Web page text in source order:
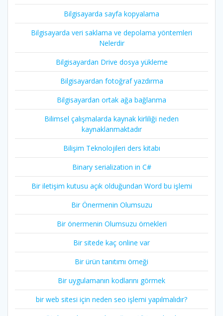
Bilgisayarda sayfa kopyalama
Bilgisayarda veri saklama ve depolama yöntemleri
Nelerdir
Bilgisayardan Drive dosya yükleme
Bilgisayardan fotoğraf yazdırma
Bilgisayardan ortak ağa bağlanma
Bilimsel çalışmalarda kaynak kirliliği neden
kaynaklanmaktadır
Bilişim Teknolojileri ders kitabı
Binary serialization in C#
Bir iletişim kutusu açık olduğundan Word bu işlemi
Bir Önermenin Olumsuzu
Bir önermenin Olumsuzu örnekleri
Bir sitede kaç online var
Bir ürün tanıtımı örneği
Bir uygulamanın kodlarını görmek
bir web sitesi için neden seo işlemi yapılmalıdır?